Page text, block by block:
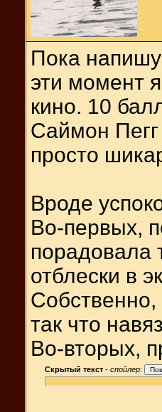
Пока
эти момент
кино. 10
Саймон
просто
Вроде
Во-первых,
порадовала
отблески в
так что
Во-вторых,
Скрытый текст - спойлер: